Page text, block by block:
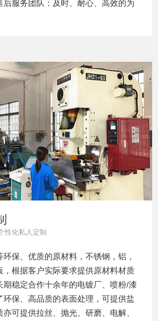
后服务团队：及时、耐心、高效的为
性化私人定制
保、优质的原材料，不锈钢，铝，
根据客户实际要求提供原材料材质
稳定合作十余年的电镀厂、喷粉/漆
环保、高品质的表面处理，可提供盐
可提供拉丝、抛光、研磨、电解、